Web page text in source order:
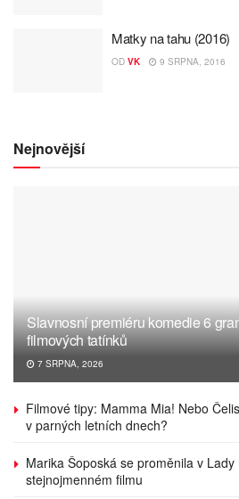
Matky na tahu (2016)
OD VK 9 SRPNA, 2016
Nejnovější
Slavnosní premiéru komedie 6
filmových tatínků
7 SRPNA, 2026
Filmové tipy: Mamma Mia! Nebo
v parných letních dnech?
Marika Šoposká se proměnila v
stejnojmenném filmu